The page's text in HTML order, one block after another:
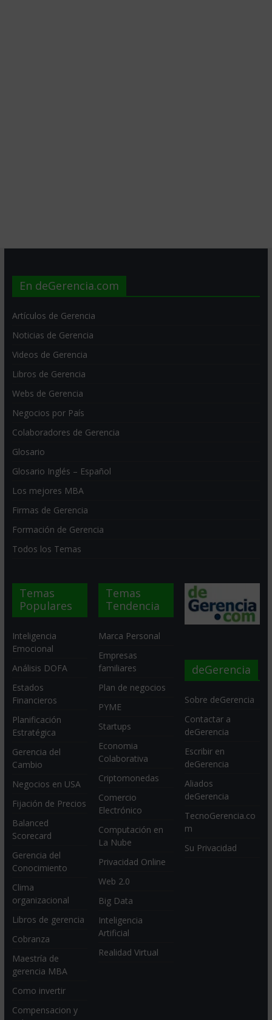
En deGerencia.com
Artículos de Gerencia
Noticias de Gerencia
Videos de Gerencia
Libros de Gerencia
Webs de Gerencia
Negocios por País
Colaboradores de Gerencia
Glosario
Glosario Inglés – Español
Los mejores MBA
Firmas de Gerencia
Formación de Gerencia
Todos los Temas
Temas
Populares
Inteligencia
Emocional
Análisis DOFA
Estados
Financieros
Planificación
Estratégica
Gerencia del
Cambio
Negocios en USA
Fijación de Precios
Balanced
Scorecard
Gerencia del
Conocimiento
Clima
organizacional
Libros de gerencia
Cobranza
Maestría de
gerencia MBA
Como invertir
Compensacion y
Temas
Tendencia
Marca Personal
Empresas
familiares
Plan de negocios
PYME
Startups
Economia
Colaborativa
Criptomonedas
Comercio
Electrónico
Computación en
La Nube
Privacidad Online
Web 2.0
Big Data
Inteligencia
Artificial
Realidad Virtual
deGerencia
Sobre deGerencia
Contactar a
deGerencia
Escribir en
deGerencia
Aliados
deGerencia
TecnoGerencia.co
m
Su Privacidad